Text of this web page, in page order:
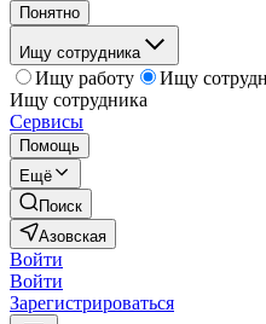
Понятно
Ищу сотрудника
Ищу работу
Ищу
Ищу сотрудника
Сервисы
Помощь
Ещё
Поиск
Азовская
Войти
Войти
Зарегистрироваться